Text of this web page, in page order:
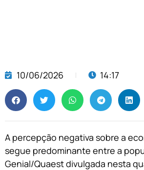
10/06/2026 14:17
A percepção negativa sobre a
segue predominante entre a
Genial/Quaest divulgada nesta